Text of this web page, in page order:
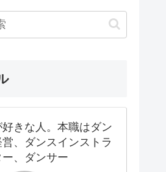
きな人。本職はダン
、ダンスインストラ
ー、ダンサー